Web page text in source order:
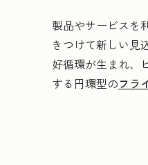
製品やサービスを
きつけて新しい見
好循環が生まれ、
する円環型のフラ